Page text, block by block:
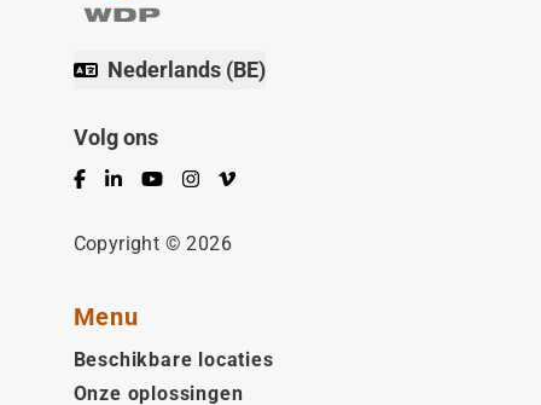
Nederlands (BE)
Volg ons
Facebook
LinkedInYouTubeInstagram
Vimeo
Copyright © 2026
Menu
Beschikbare locaties
Onze oplossingen